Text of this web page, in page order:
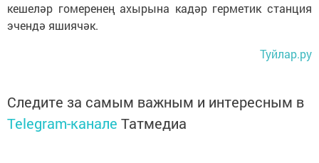
кешеләр гомеренең ахырына кадәр герметик станция
эчендә яшиячәк.
Туйлар.ру
Следите за самым важным и интересным в
Telegram-канале Татмедиа